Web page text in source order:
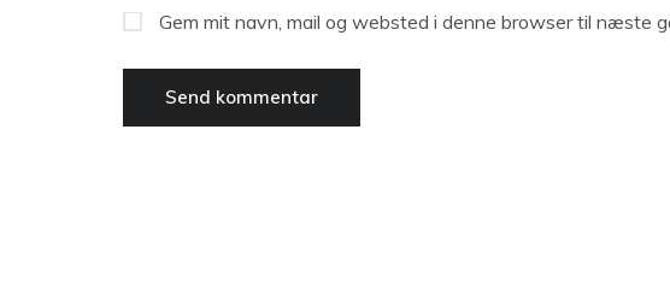
Gem mit navn, mail og websted i denne browser til næste